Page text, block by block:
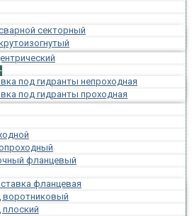
секторный
под гидранты непроходная
под гидранты проходная
фланцевый
фланцевая
воротниковый